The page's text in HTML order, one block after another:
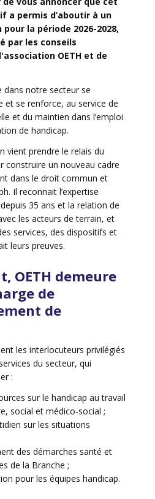
a permis d’aboutir à un
la période 2026-2028,
par les conseils
OETH et de
dans notre secteur se
se renforce, au service de
et du maintien dans l’emploi
de handicap.
vient prendre le relais du
construire un nouveau cadre
dans le droit commun et
Il reconnait l’expertise
35 ans et la relation de
les acteurs de terrain, et
services, des dispositifs et
leurs preuves.
OETH demeure
de
de
les interlocuteurs privilégiés
du secteur, qui
:
sur le handicap au travail
social et médico-social ;
sur les situations
des démarches santé et
de la Branche ;
pour les équipes handicap.